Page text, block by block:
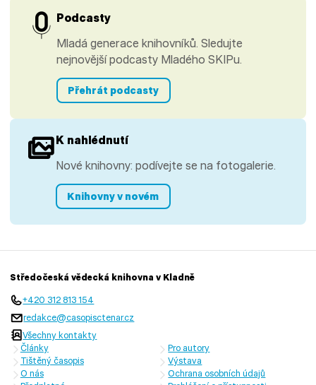
Podcasty
Mladá generace knihovníků. Sledujte
nejnovější podcasty Mladého SKIPu.
Přehrát podcasty
K nahlédnutí
Nové knihovny: podívejte se na fotogalerie.
Knihovny v novém
Středočeská vědecká knihovna v Kladně
+420 312 813 154
redakce@casopisctenar.cz
Všechny kontakty
Články
Tištěný časopis
O nás
Pro autory
Výstava
Ochrana osobních údajů